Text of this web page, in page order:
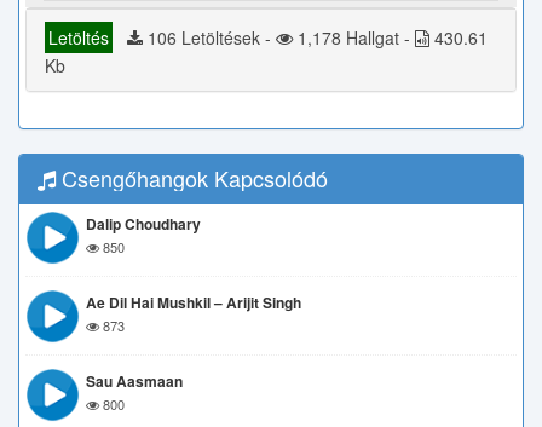
Letöltés 106 Letöltések - 1,178 Hallgat -
430.61
Kb
Csengőhangok Kapcsolódó
Dalip Choudhary
850
Ae Dil Hai Mushkil – Arijit Singh
873
Sau Aasmaan
800